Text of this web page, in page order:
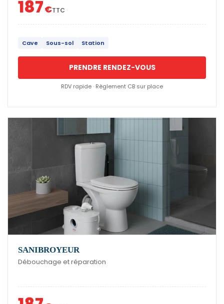
187€TTC
Cave Sous-sol Station
PRENDRE RENDEZ-VOUS
RDV rapide · Règlement CB sur place
SANIBROYEUR
Débouchage et réparation